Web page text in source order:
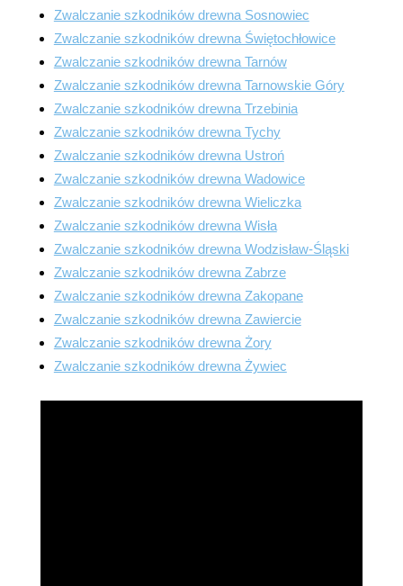
Zwalczanie szkodników drewna Sosnowiec
Zwalczanie szkodników drewna Świętochłowice
Zwalczanie szkodników drewna Tarnów
Zwalczanie szkodników drewna Tarnowskie Góry
Zwalczanie szkodników drewna Trzebinia
Zwalczanie szkodników drewna Tychy
Zwalczanie szkodników drewna Ustroń
Zwalczanie szkodników drewna Wadowice
Zwalczanie szkodników drewna Wieliczka
Zwalczanie szkodników drewna Wisła
Zwalczanie szkodników drewna Wodzisław-Śląski
Zwalczanie szkodników drewna Zabrze
Zwalczanie szkodników drewna Zakopane
Zwalczanie szkodników drewna Zawiercie
Zwalczanie szkodników drewna Żory
Zwalczanie szkodników drewna Żywiec